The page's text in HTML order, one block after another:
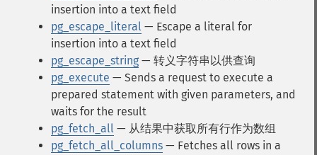
insertion into a text field
pg_escape_literal — Escape a literal for
insertion into a text field
pg_escape_string — 转义字符串以供查询
pg_execute — Sends a request to execute a
prepared statement with given parameters, and
waits for the result
pg_fetch_all — 从结果中获取所有行作为数组
pg_fetch_all_columns — Fetches all rows in a